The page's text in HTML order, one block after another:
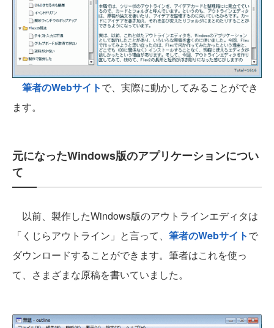
筆者のWebサイトで、実際に動かしてみることができ
ます。
元になったWindows版のアプリケーションについ
て
以前、製作したWindows版のアウトラインエディタは
「くじらアウトライン」と言って、 筆者のWebサイトで
ダウンロードすることができます。筆者はこれを使っ
て、さまざまな原稿を書いていました。